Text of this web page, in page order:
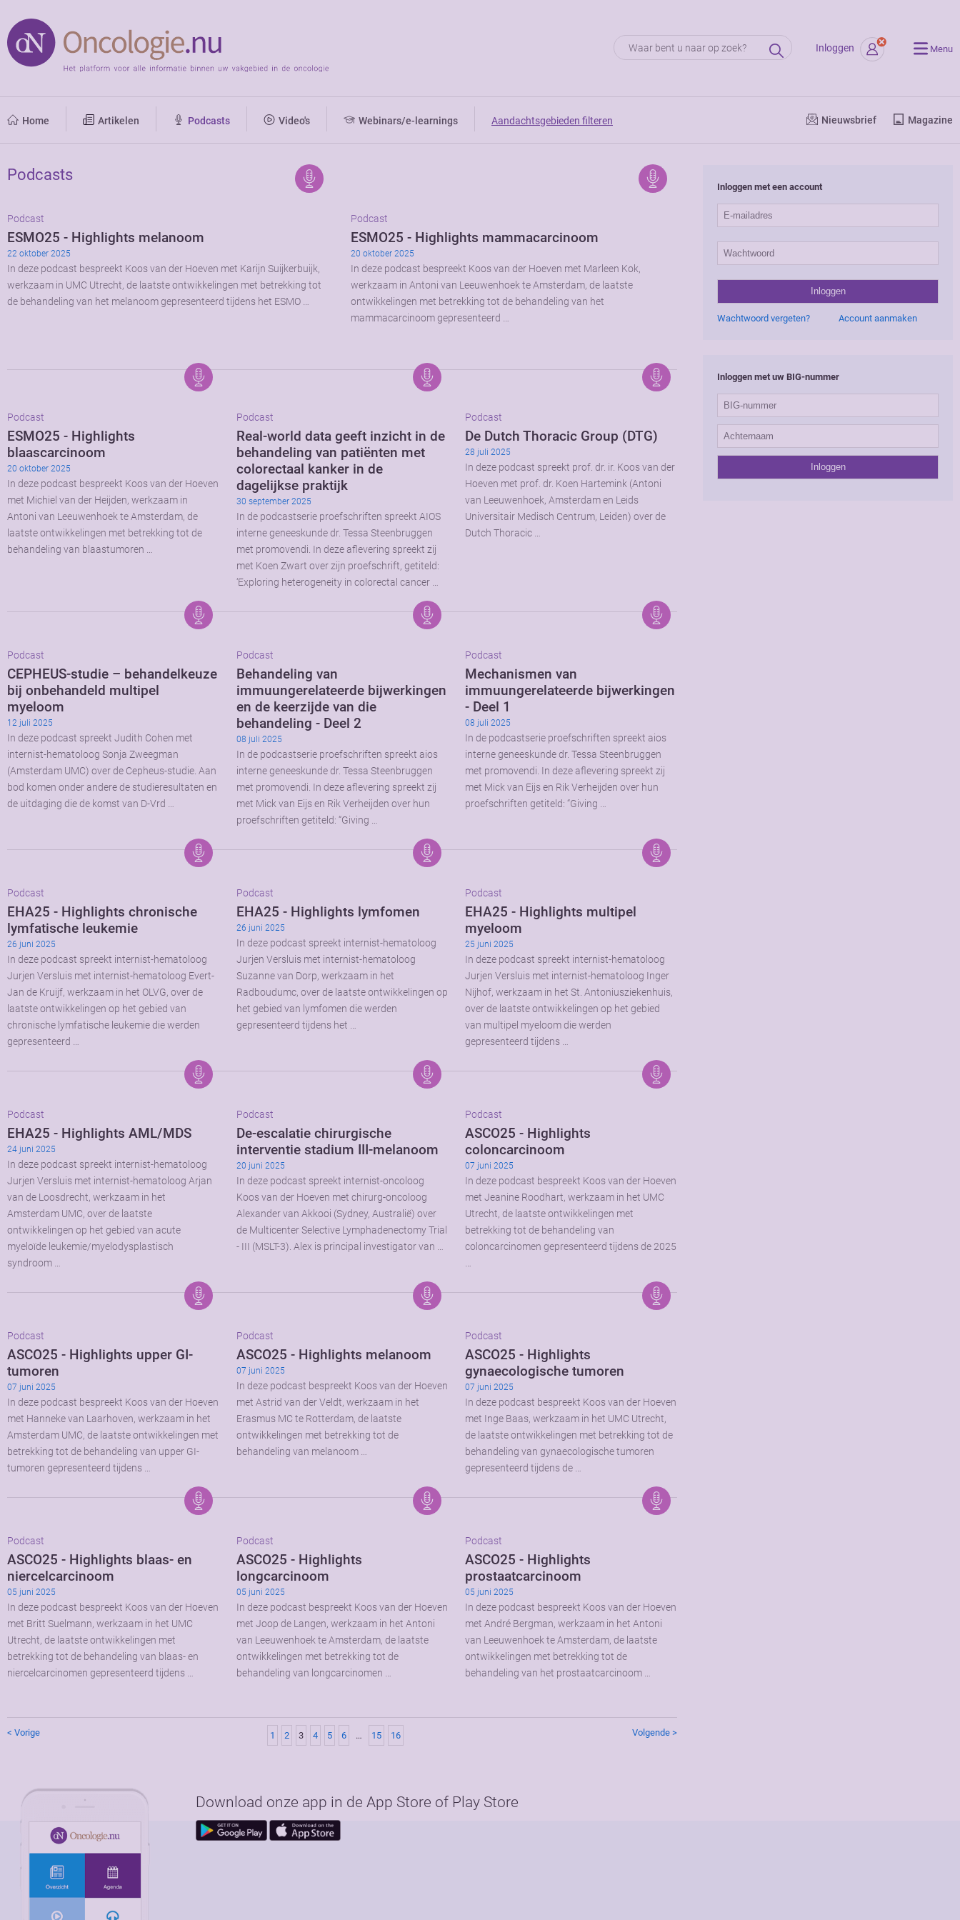
Inloggen Menu
Home Artikelen Podcasts Video's Webinars/e-learnings Aandachtsgebieden filteren Nieuwsbrief Magazine
Podcasts
Podcast
ESMO25 - Highlights melanoom
22 oktober 2025
In deze podcast bespreekt Koos van der Hoeven met Karijn Suijkerbuijk,
werkzaam in UMC Utrecht, de laatste ontwikkelingen met betrekking tot
de behandeling van het melanoom gepresenteerd tijdens het ESMO …
Podcast
ESMO25 - Highlights mammacarcinoom
20 oktober 2025
In deze podcast bespreekt Koos van der Hoeven met Marleen Kok,
werkzaam in Antoni van Leeuwenhoek te Amsterdam, de laatste
ontwikkelingen met betrekking tot de behandeling van het
mammacarcinoom gepresenteerd …
Podcast
ESMO25 - Highlights
blaascarcinoom
20 oktober 2025
In deze podcast bespreekt Koos van der Hoeven
met Michiel van der Heijden, werkzaam in
Antoni van Leeuwenhoek te Amsterdam, de
laatste ontwikkelingen met betrekking tot de
behandeling van blaastumoren …
Podcast
Real-world data geeft inzicht in de
behandeling van patiënten met
colorectaal kanker in de
dagelijkse praktijk
30 september 2025
In de podcastserie proefschriften spreekt AIOS
interne geneeskunde dr. Tessa Steenbruggen
met promovendi. In deze aflevering spreekt zij
met Koen Zwart over zijn proefschrift, getiteld:
‘Exploring heterogeneity in colorectal cancer …
Podcast
De Dutch Thoracic Group (DTG)
28 juli 2025
In deze podcast spreekt prof. dr. ir. Koos van der
Hoeven met prof. dr. Koen Hartemink (Antoni
van Leeuwenhoek, Amsterdam en Leids
Universitair Medisch Centrum, Leiden) over de
Dutch Thoracic …
Podcast
CEPHEUS-studie – behandelkeuze
bij onbehandeld multipel
myeloom
12 juli 2025
In deze podcast spreekt Judith Cohen met
internist-hematoloog Sonja Zweegman
(Amsterdam UMC) over de Cepheus-studie. Aan
bod komen onder andere de studieresultaten en
de uitdaging die de komst van D-Vrd …
Podcast
Behandeling van
immuungerelateerde bijwerkingen
en de keerzijde van die
behandeling - Deel 2
08 juli 2025
In de podcastserie proefschriften spreekt aios
interne geneeskunde dr. Tessa Steenbruggen
met promovendi. In deze aflevering spreekt zij
met Mick van Eijs en Rik Verheijden over hun
proefschriften getiteld: “Giving …
Podcast
Mechanismen van
immuungerelateerde bijwerkingen
- Deel 1
08 juli 2025
In de podcastserie proefschriften spreekt aios
interne geneeskunde dr. Tessa Steenbruggen
met promovendi. In deze aflevering spreekt zij
met Mick van Eijs en Rik Verheijden over hun
proefschriften getiteld: “Giving …
Podcast
EHA25 - Highlights chronische
lymfatische leukemie
26 juni 2025
In deze podcast spreekt internist-hematoloog
Jurjen Versluis met internist-hematoloog Evert-
Jan de Kruijf, werkzaam in het OLVG, over de
laatste ontwikkelingen op het gebied van
chronische lymfatische leukemie die werden
gepresenteerd …
Podcast
EHA25 - Highlights lymfomen
26 juni 2025
In deze podcast spreekt internist-hematoloog
Jurjen Versluis met internist-hematoloog
Suzanne van Dorp, werkzaam in het
Radboudumc, over de laatste ontwikkelingen op
het gebied van lymfomen die werden
gepresenteerd tijdens het …
Podcast
EHA25 - Highlights multipel
myeloom
25 juni 2025
In deze podcast spreekt internist-hematoloog
Jurjen Versluis met internist-hematoloog Inger
Nijhof, werkzaam in het St. Antoniusziekenhuis,
over de laatste ontwikkelingen op het gebied
van multipel myeloom die werden
gepresenteerd tijdens …
Podcast
EHA25 - Highlights AML/MDS
24 juni 2025
In deze podcast spreekt internist-hematoloog
Jurjen Versluis met internist-hematoloog Arjan
van de Loosdrecht, werkzaam in het
Amsterdam UMC, over de laatste
ontwikkelingen op het gebied van acute
myeloïde leukemie/myelodysplastisch
syndroom …
Podcast
De-escalatie chirurgische
interventie stadium III-melanoom
20 juni 2025
In deze podcast spreekt internist-oncoloog
Koos van der Hoeven met chirurg-oncoloog
Alexander van Akkooi (Sydney, Australië) over
de Multicenter Selective Lymphadenectomy Trial
- III (MSLT-3). Alex is principal investigator van …
Podcast
ASCO25 - Highlights
coloncarcinoom
07 juni 2025
In deze podcast bespreekt Koos van der Hoeven
met Jeanine Roodhart, werkzaam in het UMC
Utrecht, de laatste ontwikkelingen met
betrekking tot de behandeling van
coloncarcinomen gepresenteerd tijdens de 2025
…
Podcast
ASCO25 - Highlights upper GI-
tumoren
07 juni 2025
In deze podcast bespreekt Koos van der Hoeven
met Hanneke van Laarhoven, werkzaam in het
Amsterdam UMC, de laatste ontwikkelingen met
betrekking tot de behandeling van upper GI-
tumoren gepresenteerd tijdens …
Podcast
ASCO25 - Highlights melanoom
07 juni 2025
In deze podcast bespreekt Koos van der Hoeven
met Astrid van der Veldt, werkzaam in het
Erasmus MC te Rotterdam, de laatste
ontwikkelingen met betrekking tot de
behandeling van melanoom …
Podcast
ASCO25 - Highlights
gynaecologische tumoren
07 juni 2025
In deze podcast bespreekt Koos van der Hoeven
met Inge Baas, werkzaam in het UMC Utrecht,
de laatste ontwikkelingen met betrekking tot de
behandeling van gynaecologische tumoren
gepresenteerd tijdens de …
Podcast
ASCO25 - Highlights blaas- en
niercelcarcinoom
05 juni 2025
In deze podcast bespreekt Koos van der Hoeven
met Britt Suelmann, werkzaam in het UMC
Utrecht, de laatste ontwikkelingen met
betrekking tot de behandeling van blaas- en
niercelcarcinomen gepresenteerd tijdens …
Podcast
ASCO25 - Highlights
longcarcinoom
05 juni 2025
In deze podcast bespreekt Koos van der Hoeven
met Joop de Langen, werkzaam in het Antoni
van Leeuwenhoek te Amsterdam, de laatste
ontwikkelingen met betrekking tot de
behandeling van longcarcinomen …
Podcast
ASCO25 - Highlights
prostaatcarcinoom
05 juni 2025
In deze podcast bespreekt Koos van der Hoeven
met André Bergman, werkzaam in het Antoni
van Leeuwenhoek te Amsterdam, de laatste
ontwikkelingen met betrekking tot de
behandeling van het prostaatcarcinoom …
< Vorige 1 2 3 4 5 6 … 15 16 Volgende >
Inloggen met een account
Wachtwoord vergeten? Account aanmaken
Inloggen met uw BIG-nummer
Download onze app in de App Store of Play Store